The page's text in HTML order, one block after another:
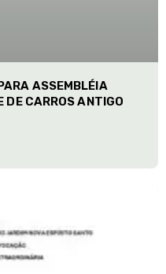
ASSEMBLÉIA
DE CARROS ANTIGO